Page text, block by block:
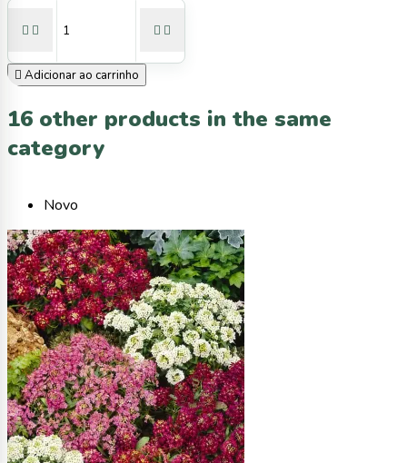
   
 Adicionar ao carrinho
16 other products in the same
category
Novo